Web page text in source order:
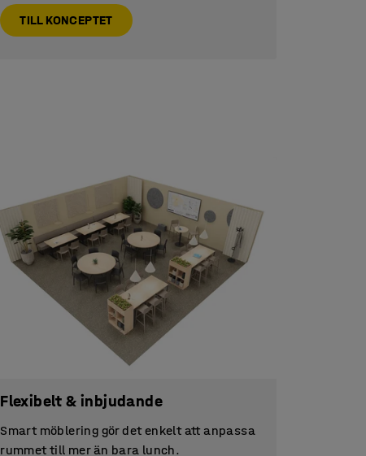
TILL KONCEPTET
Flexibelt & inbjudande
Smart möblering gör det enkelt att anpassa
rummet till mer än bara lunch.